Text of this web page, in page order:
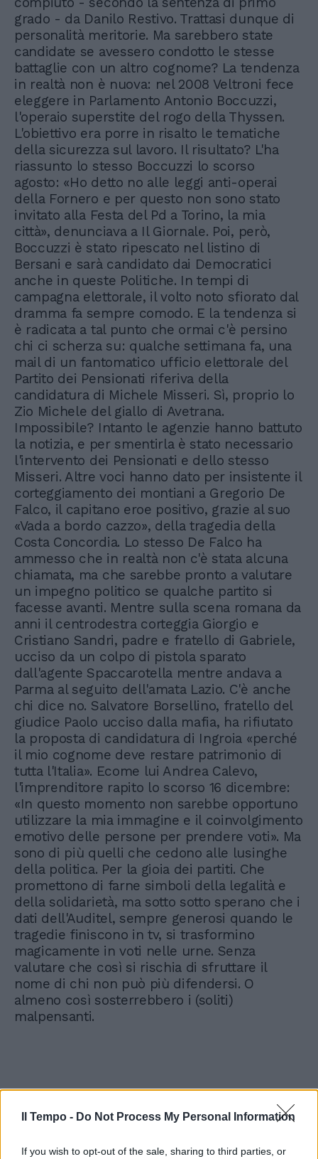
Il Tempo - Do Not Process My Personal Information
If you wish to opt-out of the sale, sharing to third parties, or
grado - da Danilo Restivo. Trattasi dunque di
personalità meritorie. Ma sarebbero state
candidate se avessero condotto le stesse
battaglie con un altro cognome? La tendenza
in realtà non è nuova: nel 2008 Veltroni fece
eleggere in Parlamento Antonio Boccuzzi,
l'operaio superstite del rogo della Thyssen.
L'obiettivo era porre in risalto le tematiche
della sicurezza sul lavoro. Il risultato? L'ha
riassunto lo stesso Boccuzzi lo scorso
agosto: «Ho detto no alle leggi anti-operai
della Fornero e per questo non sono stato
invitato alla Festa del Pd a Torino, la mia
città», denunciava a Il Giornale. Poi, però,
Boccuzzi è stato ripescato nel listino di
Bersani e sarà candidato dai Democratici
anche in queste Politiche. In tempi di
campagna elettorale, il volto noto sfiorato dal
dramma fa sempre comodo. E la tendenza si
è radicata a tal punto che ormai c'è persino
chi ci scherza su: qualche settimana fa, una
mail di un fantomatico ufficio elettorale del
Partito dei Pensionati riferiva della
candidatura di Michele Misseri. Sì, proprio lo
Zio Michele del giallo di Avetrana.
Impossibile? Intanto le agenzie hanno battuto
la notizia, e per smentirla è stato necessario
l'intervento dei Pensionati e dello stesso
Misseri. Altre voci hanno dato per insistente il
corteggiamento dei montiani a Gregorio De
Falco, il capitano eroe positivo, grazie al suo
«Vada a bordo cazzo», della tragedia della
Costa Concordia. Lo stesso De Falco ha
ammesso che in realtà non c'è stata alcuna
chiamata, ma che sarebbe pronto a valutare
un impegno politico se qualche partito si
facesse avanti. Mentre sulla scena romana da
anni il centrodestra corteggia Giorgio e
Cristiano Sandri, padre e fratello di Gabriele,
ucciso da un colpo di pistola sparato
dall'agente Spaccarotella mentre andava a
Parma al seguito dell'amata Lazio. C'è anche
chi dice no. Salvatore Borsellino, fratello del
giudice Paolo ucciso dalla mafia, ha rifiutato
la proposta di candidatura di Ingroia «perché
il mio cognome deve restare patrimonio di
tutta l'Italia». Ecome lui Andrea Calevo,
l'imprenditore rapito lo scorso 16 dicembre:
«In questo momento non sarebbe opportuno
utilizzare la mia immagine e il coinvolgimento
emotivo delle persone per prendere voti». Ma
sono di più quelli che cedono alle lusinghe
della politica. Per la gioia dei partiti. Che
promettono di farne simboli della legalità e
della solidarietà, ma sotto sotto sperano che i
dati dell'Auditel, sempre generosi quando le
tragedie finiscono in tv, si trasformino
magicamente in voti nelle urne. Senza
valutare che così si rischia di sfruttare il
nome di chi non può più difendersi. O
almeno così sosterrebbero i (soliti)
malpensanti.